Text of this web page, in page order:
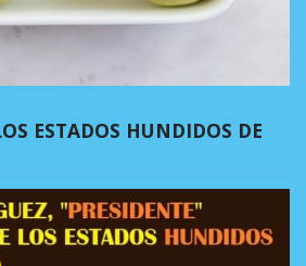
ESTADOS HUNDIDOS DE